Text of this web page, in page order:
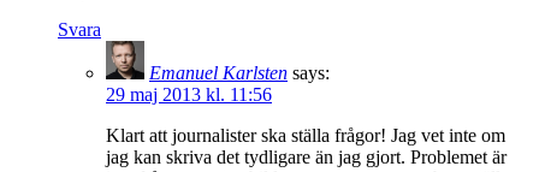
Svara
Emanuel Karlsten says:
29 maj 2013 kl. 11:56
Klart att journalister ska ställa frågor! Jag vet inte om
jag kan skriva det tydligare än jag gjort. Problemet är